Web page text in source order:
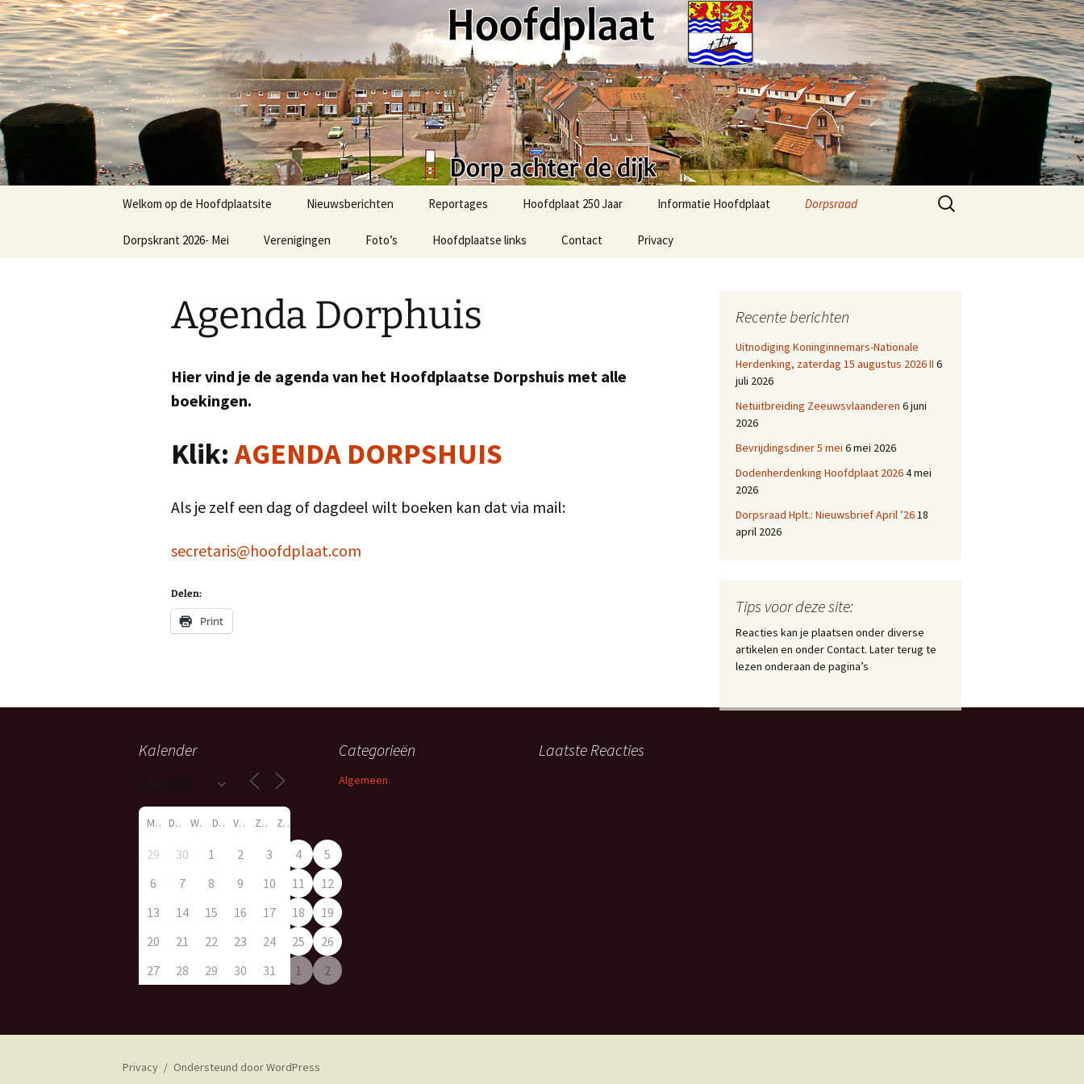
Ga
naar
de
inhoud
Hoofdplaat.com
Dorp achter de dijk
Welkom op de Hoofdplaatsite Nieuwsberichten
Nieuws
Reportages
51e Bevrijdingsmars-2025
Hoofdplaat 250 Jaar Informatie Hoofdplaat
Activiteiten Agenda
Hoofdplaat
Dorpsraad
Dorpsraad berichten
Agenda Dorphuis
Dorpskrant 2026- Mei Verenigingen Foto’s Hoofdplaatse links Contact Privacy
Zoeken
naar:
Agenda Dorphuis
Hier vind je de agenda van het Hoofdplaatse Dorpshuis met alle
boekingen.
Klik: AGENDA DORPSHUIS
Als je zelf een dag of dagdeel wilt boeken kan dat via mail:
secretaris@hoofdplaat.com
Delen:
Print
Recente berichten
Uitnodiging Koninginnemars-Nationale
Herdenking, zaterdag 15 augustus 2026 II 6
juli 2026
Netuitbreiding Zeeuwsvlaanderen 6 juni
2026
Bevrijdingsdiner 5 mei 6 mei 2026
Dodenherdenking Hoofdplaat 20264 mei
2026
Dorpsraad Hplt.: Nieuwsbrief April ’2618
april 2026
Tips voor deze site:
Reacties kan je plaatsen onder diverse
artikelen en onder Contact. Later terug te
lezen onderaan de pagina’s
Kalender
M D W D V Z Z
29 30 1 2 3 4
5
6
7 8 9 10 11
12
13
14 15 16 17 18
19
20
21 22 23 24 25
26
27
28 29 30 31 1 2
Categorieën
Algemeen
Laatste Reacties
Privacy Ondersteund door WordPress